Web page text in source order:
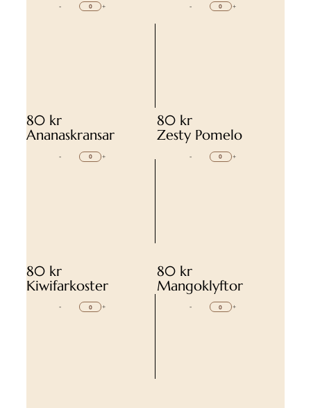
- + - +
80 kr
Ananaskransar
- +
80 kr
Zesty Pomelo
- +
80 kr
Kiwifarkoster
- +
80 kr
Mangoklyftor
- +